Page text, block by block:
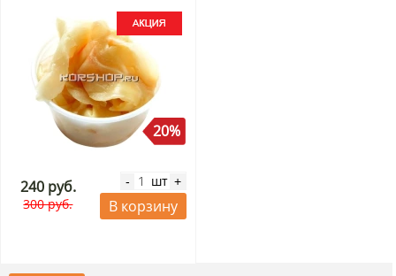
20%
240 руб.
300 руб.
- шт +
В корзину